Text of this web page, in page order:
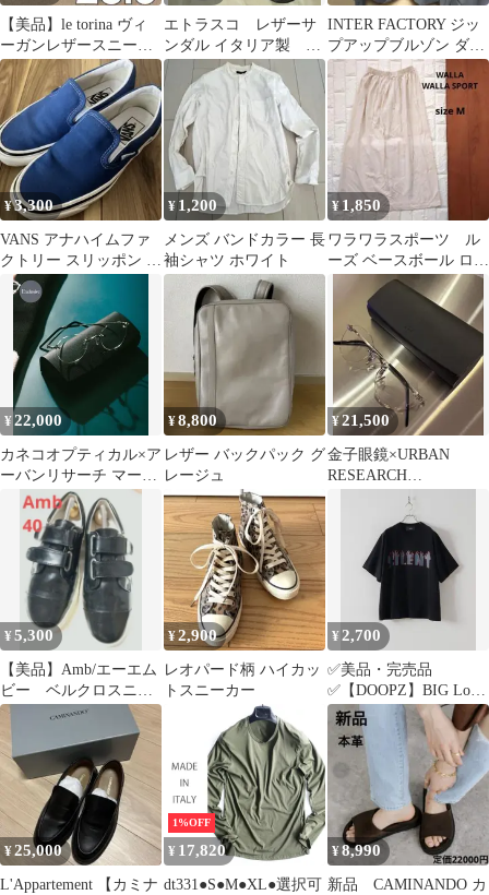
【美品】le torina ヴィ
ーガンレザースニーカ
ー スリッポン 白
エトラスコ レザーサ
ンダル イタリア製 ブ
ラック 37
INTER FACTORY ジッ
プアップブルゾン ダー
クグレー
¥3,300
VANS アナハイムファ
クトリー スリッポン ブ
ルー キャンバス 23.0
¥ 1,200
メンズ バンドカラー 長
袖シャツ ホワイト
¥ 1,850
ワラワラスポーツ ル
ーズ ベースボール ロン
グ スカート アイボリ
¥22,000
カネコオプティカル×ア
ーバンリサーチ マーテ
ィ シュプリーム モデル
¥8,800
レザー バックパック グ
レージュ
¥21,500
金子眼鏡×URBAN
RESEARCH
MARTYSUPREME 眼鏡
¥5,300
【美品】Amb/エーエム
ビー ベルクロスニー
カー ブラック サイ
¥2,900
レオパード柄 ハイカッ
トスニーカー
¥2,700
✅美品・完売品
✅【DOOPZ】BIG Logo
Print Tee ブラック S
¥25,000
L'Appartement 【カミナ
1%OFF
¥ 17,820
dt331●S●M●XL●選択可
¥8,990
新品 CAMINANDO カ